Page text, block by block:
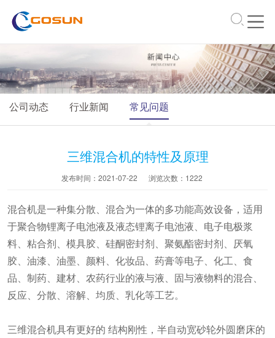
公司动态 行业新闻 常见问题
三维混合机的特性及原理
发布时间：2021-07-22 浏览次数： 1222
混合机是一种集分散、混合为一体的多功能高效设备，适用
于聚合物锂离子电池液及液态锂离子电池液、电子电极浆
料、粘合剂、模具胶、硅酮密封剂、聚氨酯密封剂、厌氧
胶、油漆、油墨、颜料、化妆品、药膏等电子、化工、食
品、制药、建材、农药行业的液与液、固与液物料的混合、
反应、分散、溶解、均质、乳化等工艺。
三维混合机具有更好的 结构刚性，半自动宽砂轮外圆磨床的